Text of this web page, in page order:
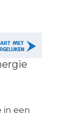
in een